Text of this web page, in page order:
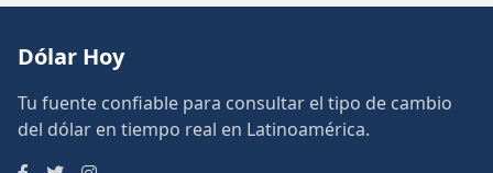
Dólar Hoy
Tu fuente confiable para consultar el tipo de cambio
del dólar en tiempo real en Latinoamérica.